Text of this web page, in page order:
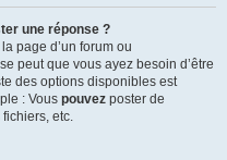
une réponse ?
page d’un forum ou
peut que vous ayez besoin d’être
des options disponibles est
: Vous pouvez poster de
etc.